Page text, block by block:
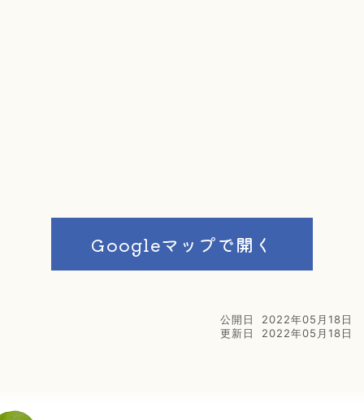
Googleマップで開く
公開日
2022年05月18日
更新日
2022年05月18日